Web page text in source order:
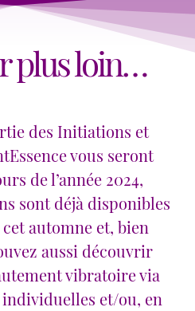
plus loin…
des Initiations et
vous seront
de l’année 2024,
sont déjà disponibles
cet automne et, bien
aussi découvrir
vibratoire via
et/ou, en